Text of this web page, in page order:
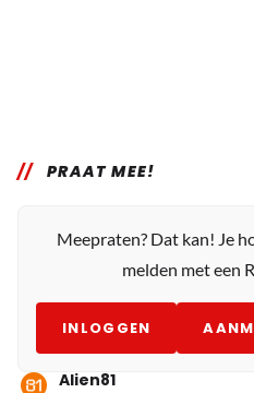
PRAAT MEE!
Meepraten? Dat kan! Je
melden met een
INLOGGEN
Alien81